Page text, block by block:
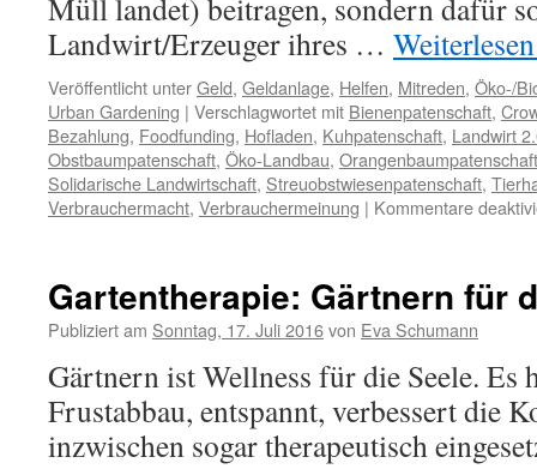
Müll landet) beitragen, sondern dafür
Landwirt/Erzeuger ihres …
Veröffentlicht unterGeld, Geldanlage, Helfen, Mitreden, Öko-/
Urban Gardening | Verschlagwortet mit Bienenpatenschaft,
Bezahlung, Foodfunding, Hofladen, Kuhpatenschaft, Landwirt
Obstbaumpatenschaft, Öko-Landbau, Orangenbaumpatenschaft
Solidarische Landwirtschaft, Streuobstwiesenpatenschaft,
Verbrauchermacht, Verbrauchermeinung | Kommentare
Gartentherapie: Gärtnern für
Publiziert am Sonntag, 17. Juli 2016von Eva Schumann
Gärtnern ist Wellness für die Seele. Es
Frustabbau, entspannt, verbessert die
inzwischen sogar therapeutisch